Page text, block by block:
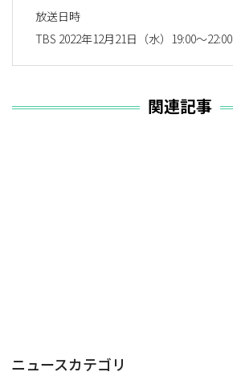
放送日時
TBS 2022年12月21日（水）19:00～22:00
関連記事
ニュースカテゴリ